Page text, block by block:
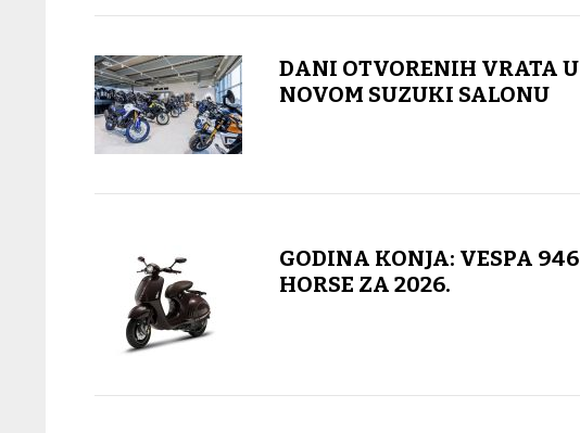
DANI OTVORENIH VRATA U
NOVOM SUZUKI SALONU
GODINA KONJA: VESPA 946
HORSE ZA 2026.